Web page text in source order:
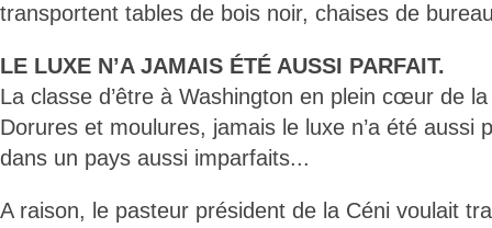
transportent tables de bois noir, chaises de
LE LUXE N’A JAMAIS ÉTÉ AUSSI PARFAIT.
La classe d’être à Washington en plein cœur de
Dorures et moulures, jamais le luxe n’a été aussi
dans un pays aussi imparfaits...
A raison, le pasteur président de la Céni voulait